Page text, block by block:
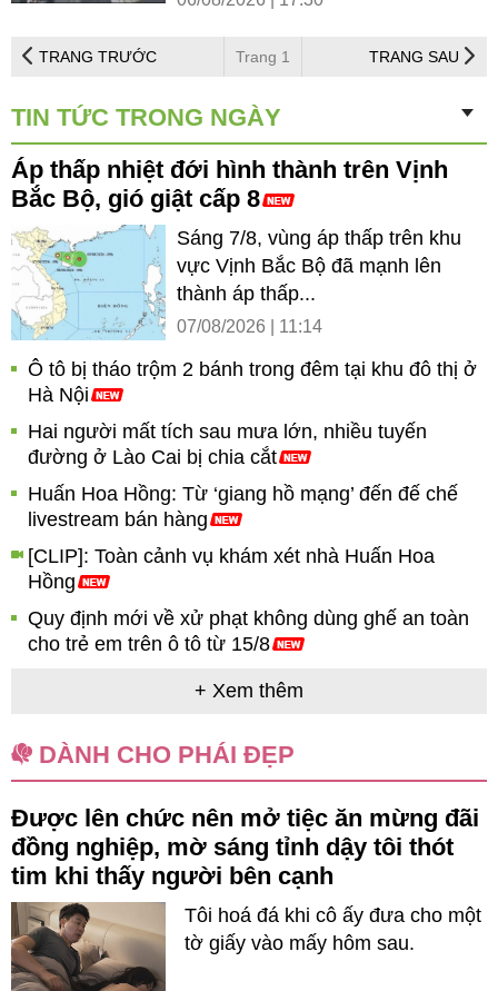
TRANG TRƯỚC Trang 1 TRANG SAU
TIN TỨC TRONG NGÀY
Áp thấp nhiệt đới hình thành trên Vịnh
Bắc Bộ, gió giật cấp 8
Sáng 7/8, vùng áp thấp trên khu
vực Vịnh Bắc Bộ đã mạnh lên
thành áp thấp...
07/08/2026 | 11:14
Ô tô bị tháo trộm 2 bánh trong đêm tại khu đô thị ở
Hà Nội
Hai người mất tích sau mưa lớn, nhiều tuyến
đường ở Lào Cai bị chia cắt
Huấn Hoa Hồng: Từ ‘giang hồ mạng’ đến đế chế
livestream bán hàng
[CLIP]: Toàn cảnh vụ khám xét nhà Huấn Hoa
Hồng
Quy định mới về xử phạt không dùng ghế an toàn
cho trẻ em trên ô tô từ 15/8
+ Xem thêm
DÀNH CHO PHÁI ĐẸP
Được lên chức nên mở tiệc ăn mừng đãi
đồng nghiệp, mờ sáng tỉnh dậy tôi thót
tim khi thấy người bên cạnh
Tôi hoá đá khi cô ấy đưa cho một
tờ giấy vào mấy hôm sau.